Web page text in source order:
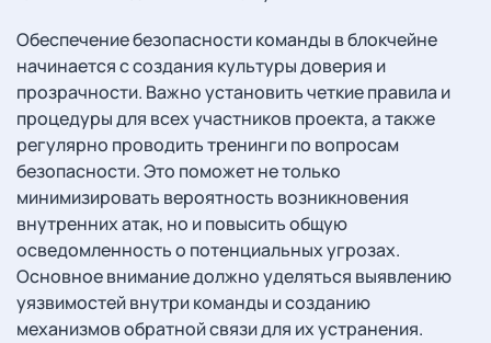
Обеспечение безопасности команды в блокчейне
начинается с создания культуры доверия и
прозрачности. Важно установить четкие правила и
процедуры для всех участников проекта, а также
регулярно проводить тренинги по вопросам
безопасности. Это поможет не только
минимизировать вероятность возникновения
внутренних атак, но и повысить общую
осведомленность о потенциальных угрозах.
Основное внимание должно уделяться выявлению
уязвимостей внутри команды и созданию
механизмов обратной связи для их устранения.